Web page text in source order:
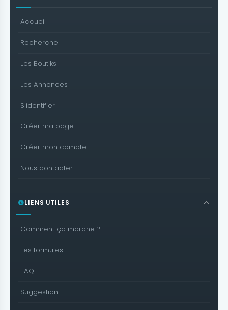
Accueil
Recherche
Les Boutiks
Les Annonces
S'identifier
Créer ma page
Créer mon compte
Nous contacter
LIENS UTILES
Comment ça marche ?
Les formules
FAQ
Suggestion